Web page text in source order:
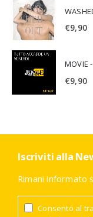
€9,90
MOVIE
€9,90
Iscriviti alla
Rimani informato
Consento al